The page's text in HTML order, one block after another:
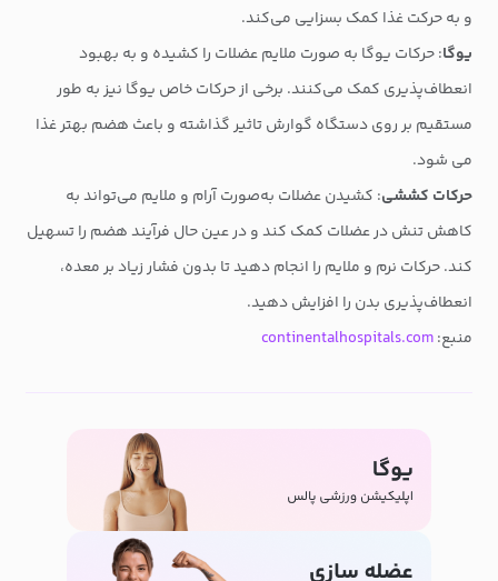
و به حرکت غذا کمک بسزایی می‌کند.
یوگا: حرکات یوگا به صورت ملایم عضلات را کشیده و به بهبود
انعطاف‌پذیری کمک می‌کنند. برخی از حرکات خاص یوگا نیز به طور
مستقیم بر روی دستگاه گوارش تاثیر گذاشته و باعث هضم بهتر غذا
می شود.
حرکات کششی: کشیدن عضلات به‌صورت آرام و ملایم می‌تواند به
کاهش تنش در عضلات کمک کند و در عین حال فرآیند هضم را تسهیل
کند. حرکات نرم و ملایم را انجام دهید تا بدون فشار زیاد بر معده،
انعطاف‌پذیری بدن را افزایش دهید.
منبع:continentalhospitals.com